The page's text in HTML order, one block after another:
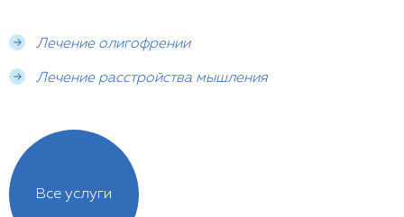
Лечение олигофрении
Лечение расстройства мышления
Все услуги